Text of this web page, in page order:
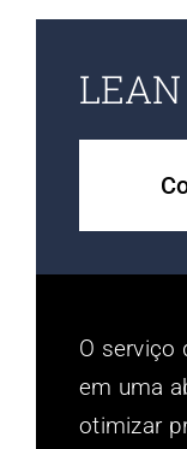
LEAN
O serviço
em uma
otimizar